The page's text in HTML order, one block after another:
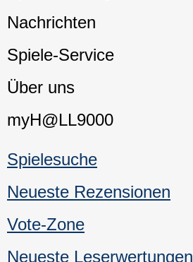
Nachrichten
Spiele-Service
Über uns
myH@LL9000
Spielesuche
Neueste Rezensionen
Vote-Zone
Neueste Leserwertungen